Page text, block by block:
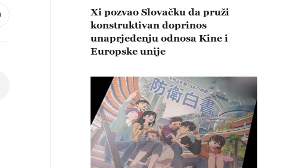
Xi pozvao Slovačku da pruži
konstruktivan doprinos
unaprjeđenju odnosa Kine i
Europske unije